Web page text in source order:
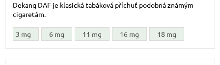
Dekang DAF je klasická tabáková příchuť podobná známým
cigaretám.
3 mg 6 mg 11 mg 16 mg 18 mg